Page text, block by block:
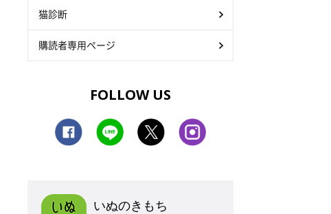
猫診断
購読者専用ページ
FOLLOW US
いぬのきもち